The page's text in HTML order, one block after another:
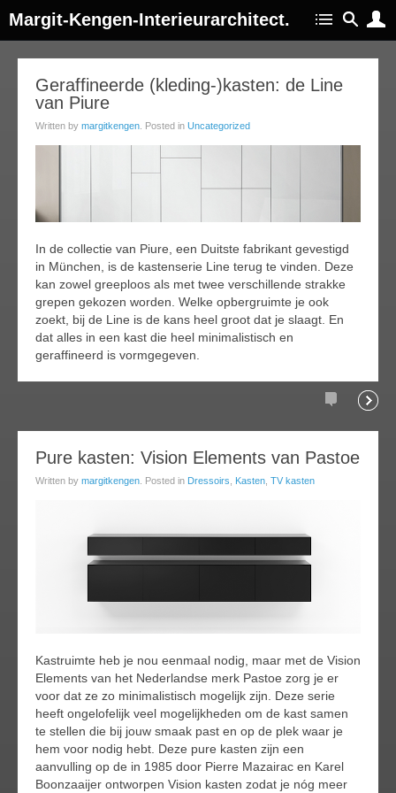
Margit-Kengen-Interieurarchitect.
Geraffineerde (kleding-)kasten: de Line
van Piure
Written by margitkengen . Posted in Uncategorized
In de collectie van Piure, een Duitste fabrikant gevestigd
in München, is de kastenserie Line terug te vinden. Deze
kan zowel greeploos als met twee verschillende strakke
grepen gekozen worden. Welke opbergruimte je ook
zoekt, bij de Line is de kans heel groot dat je slaagt. En
dat alles in een kast die heel minimalistisch en
geraffineerd is vormgegeven.
Comments
Pure kasten: Vision Elements van Pastoe
Written by margitkengen . Posted in Dressoirs Kasten TV kasten
Kastruimte heb je nou eenmaal nodig, maar met de Vision
Elements van het Nederlandse merk Pastoe zorg je er
voor dat ze zo minimalistisch mogelijk zijn. Deze serie
heeft ongelofelijk veel mogelijkheden om de kast samen
te stellen die bij jouw smaak past en op de plek waar je
hem voor nodig hebt. Deze pure kasten zijn een
aanvulling op de in 1985 door Pierre Mazairac en Karel
Boonzaaijer ontworpen Vision kasten zodat je nóg meer